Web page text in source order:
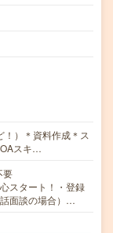
！）＊資料作成＊ス
スキ…
要
スタート！・登録
面談の場合）…